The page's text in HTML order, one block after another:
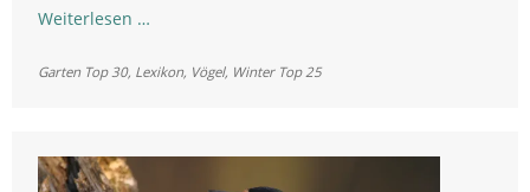
Weiterlesen …Buchfink
Garten Top 30, Lexikon, Vögel, Winter Top 25